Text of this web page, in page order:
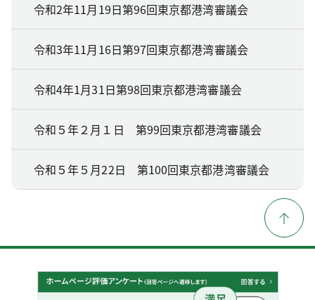
令和2年11月19日第96回東京都港湾審議会
令和3年11月16日第97回東京都港湾審議会
令和4年1月31日第98回東京都港湾審議会
令和５年２月１日 第99回東京都港湾審議会
令和５年５月22日 第100回東京都港湾審議会